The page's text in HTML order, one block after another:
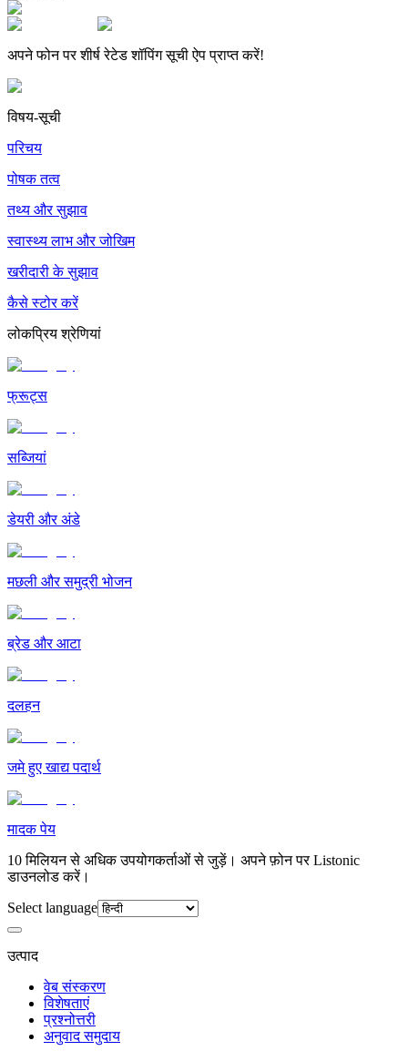
अपने फोन पर शीर्ष रेटेड शॉपिंग सूची ऐप प्राप्त करें!
विषय-सूची
परिचय
पोषक तत्व
तथ्य और सुझाव
स्वास्थ्य लाभ और जोखिम
खरीदारी के सुझाव
कैसे स्टोर करें
लोकप्रिय श्रेणियां
फ्रूट्स
सब्जियां
डेयरी और अंडे
मछली और समुद्री भोजन
ब्रेड और आटा
दलहन
जमे हुए खाद्य पदार्थ
मादक पेय
10 मिलियन से अधिक उपयोगकर्ताओं से जुड़ें। अपने फ़ोन पर Listonic
डाउनलोड करें।
Select language
उत्पाद
वेब संस्करण
विशेषताएं
प्रश्नोत्तरी
अनुवाद समुदाय